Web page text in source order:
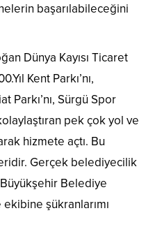
başarılabileceğini
Dünya Kayısı Ticaret
Kent Parkı’nı,
Parkı’nı, Sürgü Spor
pek çok yol ve
hizmete açtı. Bu
Gerçek belediyecilik
Belediye
şükranlarımı